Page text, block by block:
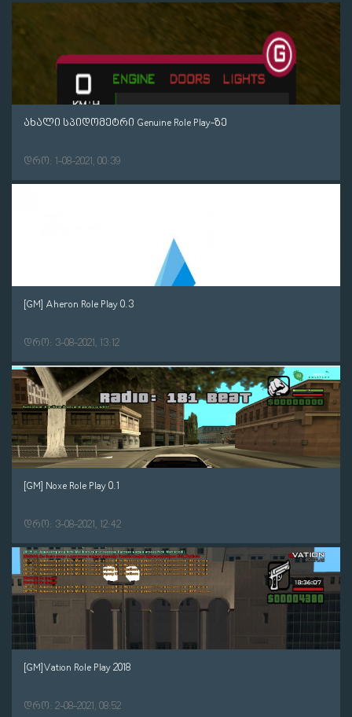
ახალი სპიდომეტრი Genuine Role Play-ზე
დრო: 1-08-2021, 00:39
[GM] Aheron Role Play 0.3
დრო: 3-08-2021, 13:12
[GM] Noxe Role Play 0.1
დრო: 3-08-2021, 12:42
[GM]Vation Role Play 2018
დრო: 2-08-2021, 08:52